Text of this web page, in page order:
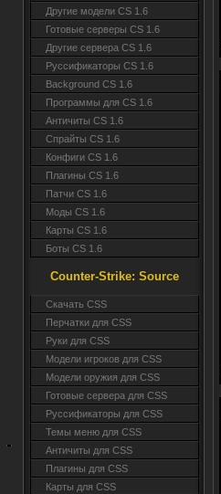
Другие модели CS 1.6
Готовые серверы CS 1.6
Другие сервера CS 1.6
Руссификаторы CS 1.6
Background CS 1.6
Программы для CS 1.6
Античиты CS 1.6
Спрайты CS 1.6
Конфиги CS 1.6
Плагины CS 1.6
Патчи CS 1.6
Моды CS 1.6
Карты CS 1.6
Боты CS 1.6
Counter-Strike: Source
Cкачать CSS
Перчатки для CSS
Руки для CSS
Модели игроков для CSS
Модели оружия для CSS
Готовые сервера для CSS
Руссификаторы для CSS
Темы меню для CSS
Античиты для CSS
Плагины для CSS
Карты для CSS